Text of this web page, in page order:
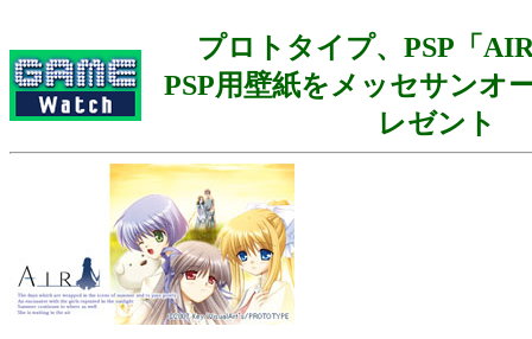
プロトタイプ、PSP「
PSP用壁紙をメッセサンオ
レゼント